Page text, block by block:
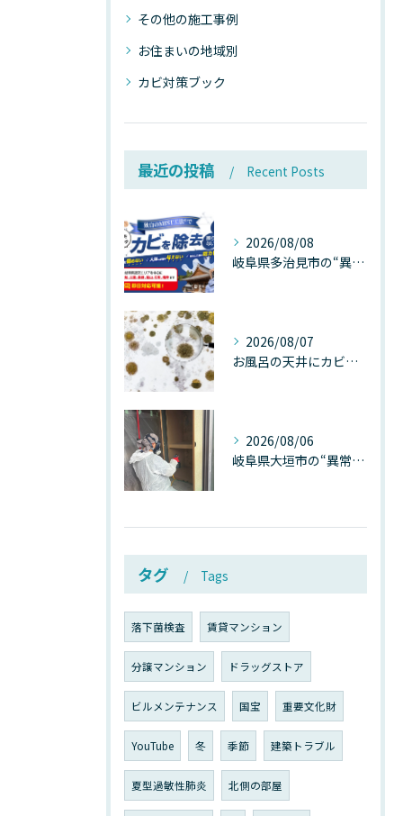
その他の施工事例
お住まいの地域別
カビ対策ブック
最近の投稿 Recent Posts
2026/08/08
岐阜県多治見市の“異常な高温”が建物内部を破壊する──深層カビが急増する危険な温度差の正体
2026/08/07
お風呂の天井にカビが生えたら要注意！2026年8月の猛暑・高湿度で急増する浴室カビの原因と正しい対策
2026/08/06
岐阜県大垣市の“異常に高い気温”が建物内部を腐らせる──深層カビが爆発的に増える本当の理由
タグ Tags
落下菌検査 賃貸マンション
分譲マンション ドラッグストア
ビルメンテナンス 国宝 重要文化財
YouTube 冬 季節 建築トラブル
夏型過敏性肺炎 北側の部屋